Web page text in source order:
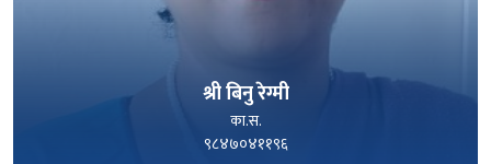
श्री बिनु रेग्मी
का.स.
९८४७०४११९६